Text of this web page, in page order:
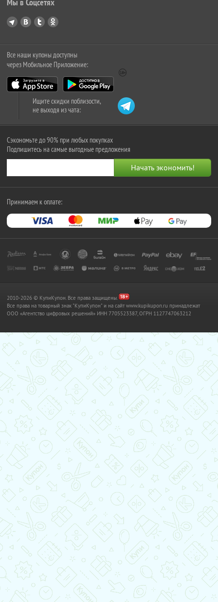
Все наши купоны доступны
через Мобильное Приложение:
Ищите скидки поблизости,
не выходя из чата:
Сэкономьте до 90% при любых покупках
Подпишитесь на самые выгодные предложения
Принимаем к оплате:
2010-2026 © КупиКупон. Все права защищены.
Все права на товарный знак "КупиКупон" и на сайт www.kupikupon.ru принадлежат
OOO «Агентство цифровых решений» ИНН 7705523387, ОГРН 1127747063212